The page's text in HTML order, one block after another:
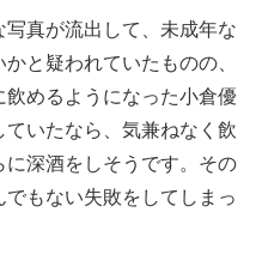
真が流出して、未成年な
と疑われていたものの、
めるようになった小倉優
いたなら、気兼ねなく飲
深酒をしそうです。その
もない失敗をしてしまっ